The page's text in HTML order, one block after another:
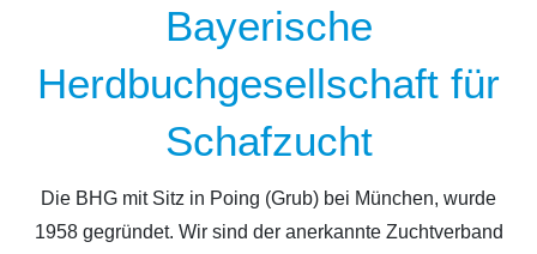
Bayerische
Herdbuchgesellschaft für
Schafzucht
Die BHG mit Sitz in Poing (Grub) bei München, wurde
1958 gegründet. Wir sind der anerkannte Zuchtverband